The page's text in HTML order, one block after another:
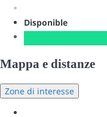
Disponible
Mappa e distanze
Zone di interesse